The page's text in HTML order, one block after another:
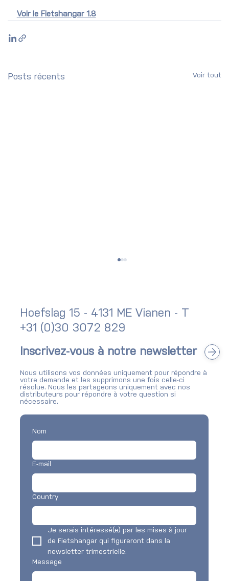
Voir le Fietshangar 1.8
Posts récents Voir tout
Hoefslag 15 - 4131 ME Vianen - T
+31 (0)30 3072 829
Inscrivez-vous à notre newsletter
Nous utilisons vos données uniquement pour répondre à
votre demande et les supprimons une fois celle-ci
résolue. Nous les partageons uniquement avec nos
distributeurs pour répondre à votre question si
nécessaire.
Nom
E-mail
Country
Je serais intéressé(e) par les mises à jour
de Fietshangar qui figureront dans la
newsletter trimestrielle.
Message